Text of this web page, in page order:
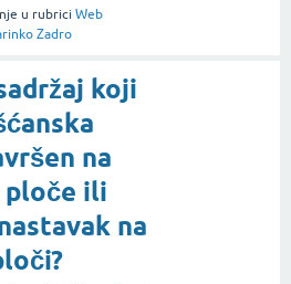
u rubrici Web
Zadro
koji
na
ili
na